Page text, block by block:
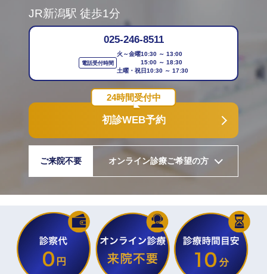
JR新潟駅 徒歩1分
025-246-8511
電話受付時間
火～金曜10:30 ～ 13:00
15:00 ～ 18:30
土曜・祝日10:30 ～ 17:30
24時間受付中
初診WEB予約
ご来院不要 オンライン診療ご希望の方